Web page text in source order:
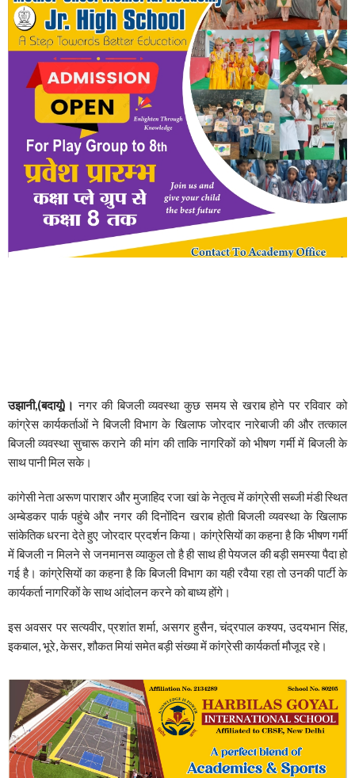
उझानी,(बदायूं)। नगर की बिजली व्यवस्था कुछ समय से खराब होने पर रविवार को
कांग्रेस कार्यकर्ताओं ने बिजली विभाग के खिलाफ जोरदार नारेबाजी की और तत्काल
बिजली व्यवस्था सुचारू कराने की मांग की ताकि नागरिकों को भीषण गर्मी में बिजली के
साथ पानी मिल सके।
कांगेसी नेता अरूण पाराशर और मुजाहिद रजा खां के नेतृत्व में कांग्रेसी सब्जी मंडी स्थित
अम्बेडकर पार्क पहुंचे और नगर की दिनोंदिन खराब होती बिजली व्यवस्था के खिलाफ
सांकेतिक धरना देते हुए जोरदार प्रदर्शन किया। कांग्रेसियों का कहना है कि भीषण गर्मी
में बिजली न मिलने से जनमानस व्याकुल तो है ही साथ ही पेयजल की बड़ी समस्या पैदा हो
गई है। कांग्रेसियों का कहना है कि बिजली विभाग का यही रवैया रहा तो उनकी पार्टी के
कार्यकर्ता नागरिकों के साथ आंदोलन करने को बाध्य होंगे।
इस अवसर पर सत्यवीर, प्रशांत शर्मा, असगर हुसैन, चंद्रपाल कश्यप, उदयभान सिंह,
इकबाल, भूरे, केसर, शौकत मियां समेत बड़ी संख्या में कांग्रेसी कार्यकर्ता मौजूद रहे।